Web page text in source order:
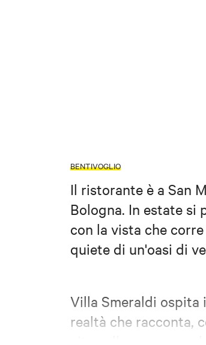
BENTIVOGLIO
Il ristorante è a San
Bologna. In estate si
con la vista che
quiete di un'oasi di
Villa Smeraldi ospita
realtà che racconta,